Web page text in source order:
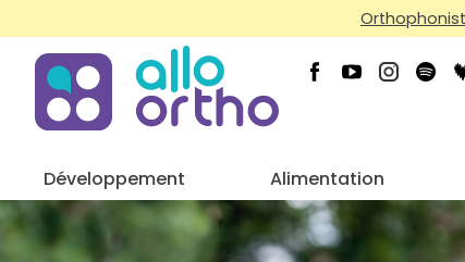
Développement Alimentation